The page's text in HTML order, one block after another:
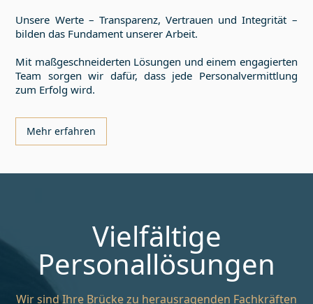
Unsere Werte – Transparenz, Vertrauen und Integrität –
bilden das Fundament unserer Arbeit.
Mit maßgeschneiderten Lösungen und einem engagierten
Team sorgen wir dafür, dass jede Personalvermittlung
zum Erfolg wird.
Mehr erfahren
Vielfältige
Personallösungen
Wir sind Ihre Brücke zu herausragenden Fachkräften